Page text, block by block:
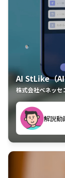
AI StLike（
株式会社ベネッセ
古文漢
のに非
解説動